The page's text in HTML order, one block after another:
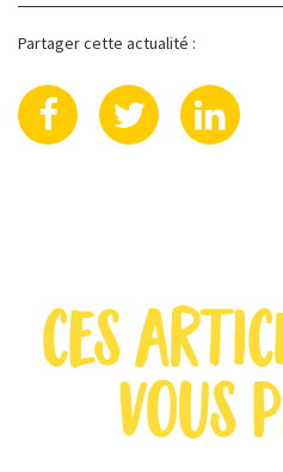
Partager cette actualité :
ces
vous